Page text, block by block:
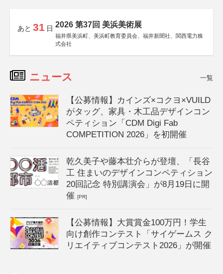
あと 31 日 2026 第37回 美浜美術展
福井県美浜町、美浜町教育委員会、福井新聞社、関西電力株
式会社
ニュース 一覧
【公募情報】カインズ×コクヨ×VUILD
がタッグ、家具・木工品デザインコン
ペティション「CDM Digi Fab
COMPETITION 2026」を初開催
乾久美子や藤本壮介らが登壇、「長谷
工 住まいのデザインコンペティション
20回記念 特別講演会」が8月19日に開
催[PR]
【公募情報】大賞賞金100万円！学生
向け創作コンテスト「サイゲームス ク
リエイティブコンテスト2026」が開催